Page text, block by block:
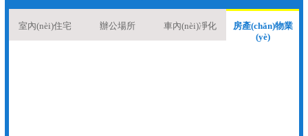
室內(nèi)住宅 辦公場所 車內(nèi)凈化
房產(chǎn)物業
(yè)